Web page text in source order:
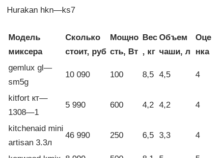
Hurakan hkn—ks7
Модель
миксера
Сколько
стоит, руб
Мощно
сть, Вт
Вес
, кг
Объем
чаши, л
Оце
нка
gemlux gl—
sm5g
10 090 100 8,5 4,5 4
kitfort кт—
1308—1
5 990 600 4,2 4,2 4
kitchenaid mini
artisan 3.3л
46 990 250 6,5 3,3 4